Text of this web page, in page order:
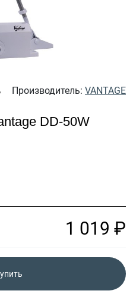
Производитель: VANTAGE
DD-50W
1 019 ₽